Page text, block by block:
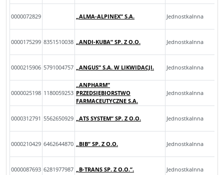
0000072829 „ALMA-ALPINEX” S.A. JednostkaInna
0000175299 8351510038 „ANDI-KUBA” SP. Z O.O. JednostkaInna
0000215906 5791004757 „ANGUS” S.A. W LIKWIDACJI. JednostkaInna
0000025198 1180059253
„ANPHARM”
PRZEDSIĘBIORSTWO
FARMACEUTYCZNE S.A.
JednostkaInna
0000312791 5562650929 „ATS SYSTEM” SP. Z O.O. JednostkaInna
0000210429 6462644870 „BIB” SP. Z O.O. JednostkaInna
0000087693 6281977987 „B-TRANS SP. Z O.O.”. JednostkaInna